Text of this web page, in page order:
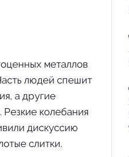
металлов
людей спешит
а другие
Резкие колебания
дискуссию
слитки.